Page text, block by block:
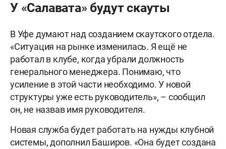
У «Салавата» будут скауты
В Уфе думают над созданием скаутского отдела.
«Ситуация на рынке изменилась. Я ещё не
работал в клубе, когда убрали должность
генерального менеджера. Понимаю, что
усиление в этой части необходимо. У новой
структуры уже есть руководитель», – сообщил
он, не назвав имя руководителя.
Новая служба будет работать на нужды клубной
системы, дополнил Баширов. «Она будет создана